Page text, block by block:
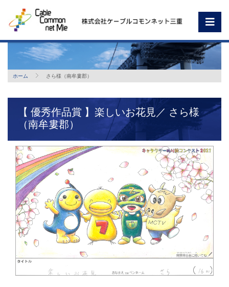
ホーム さら様（南牟婁郡）
【 優秀作品賞 】楽しいお花見／ さら様
（南牟婁郡）